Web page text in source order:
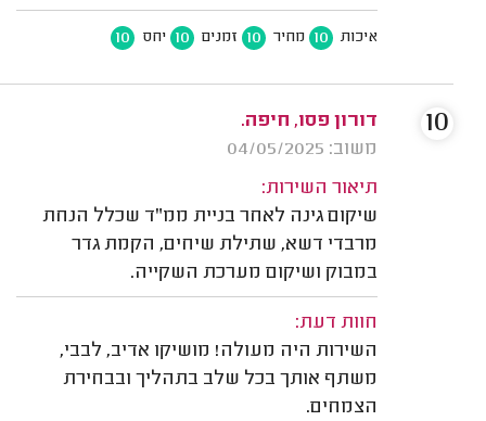
איכות 10 מחיר 10 זמנים 10 יחס 10
דורון פסו, חיפה.
משוב: 04/05/2025
תיאור השירות:
שיקום גינה לאחר בניית ממ"ד שכלל הנחת
מרבדי דשא, שתילת שיחים, הקמת גדר
במבוק ושיקום מערכת השקייה.
חוות דעת:
השירות היה מעולה! מושיקו אדיב, לבבי,
משתף אותך בכל שלב בתהליך ובבחירת
הצמחים.
10